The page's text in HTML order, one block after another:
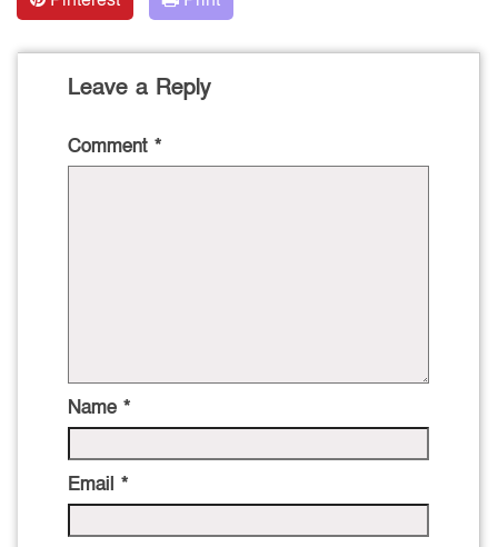
Leave a Reply
Comment *
Name *
Email *